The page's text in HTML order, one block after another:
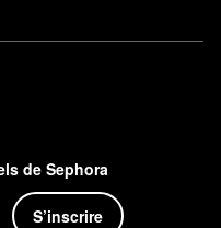
de Sephora
S’inscrire